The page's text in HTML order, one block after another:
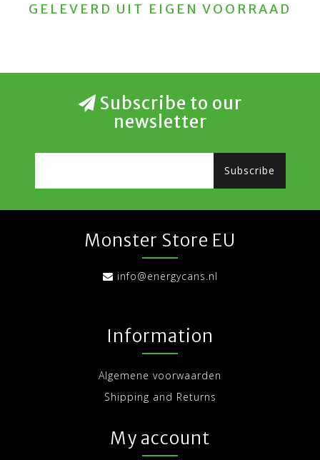
GELEVERD UIT EIGEN VOORRAAD
Subscribe to our
newsletter
Subscribe
Monster Store EU
info@energycans.nl
Information
Algemene voorwaarden
Shipping and Returns
My account